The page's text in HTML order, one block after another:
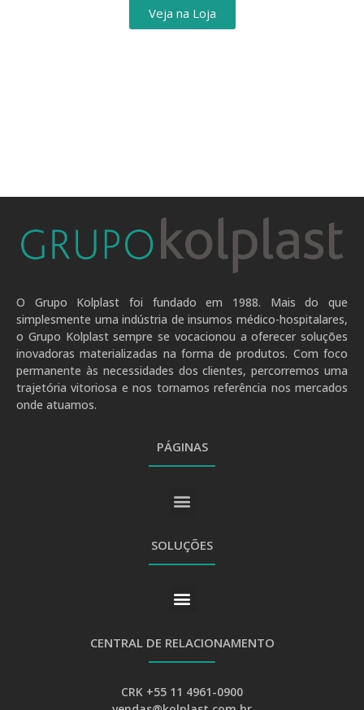
Veja na Loja
O Grupo Kolplast foi fundado em 1988. Mais do que
simplesmente uma indústria de insumos médico-hospitalares,
o Grupo Kolplast sempre se vocacionou a oferecer soluções
inovadoras materializadas na forma de produtos. Com foco
permanente às necessidades dos clientes, percorremos uma
trajetória vitoriosa e nos tornamos referência nos mercados
onde atuamos.
PÁGINAS
SOLUÇÕES
CENTRAL DE RELACIONAMENTO
CRK +55 11 4961-0900